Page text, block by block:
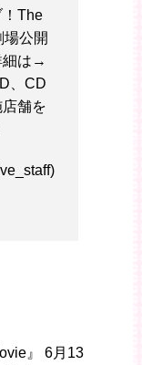
！The
公開
細は→
、CD
舗を
』 6月13